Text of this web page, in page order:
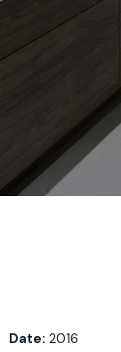
Date: 2016